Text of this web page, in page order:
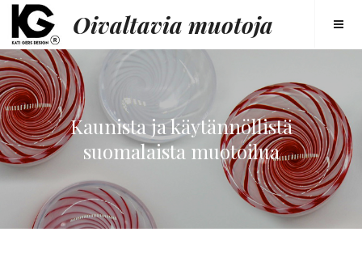
Oivaltavia muotoja
Kaunista ja käytännöllistä
suomalaista muotoilua